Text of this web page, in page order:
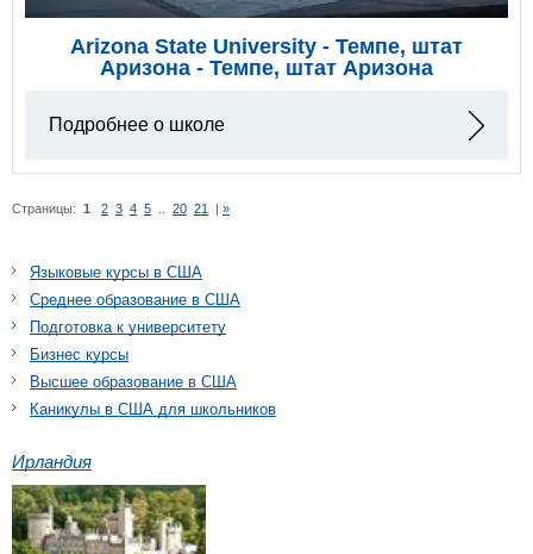
Arizona State University - Темпе, штат
Аризона - Темпе, штат Аризона
Подробнее о школе
Страницы: 1 2 3 4 5 20 21 | »
Языковые курсы в США
Среднее образование в США
Подготовка к университету
Бизнес курсы
Высшее образование в США
Каникулы в США для школьников
Ирландия